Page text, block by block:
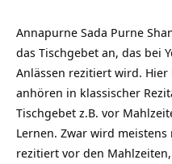
Annapurne Sada Purne
das Tischgebet an, das bei
Anlässen rezitiert wird.
anhören in klassischer
Tischgebet z.B. vor
Lernen. Zwar wird meistens
rezitiert vor den